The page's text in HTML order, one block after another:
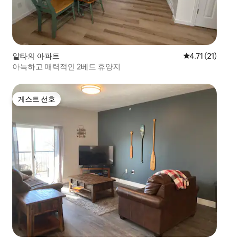
알타의 아파트 평점 4.71점
4.71 (21)
아늑하고 매력적인 2베드 휴양지
게스트 선호
게스트 선호